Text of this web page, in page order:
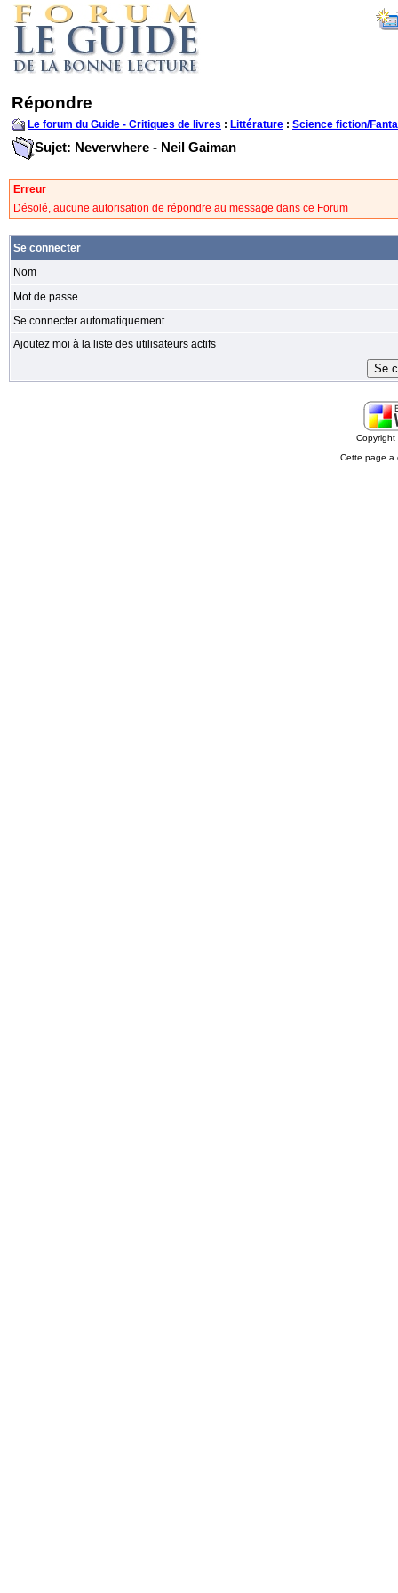
Répondre
Le forum du Guide - Critiques de livres : Littérature : Science fiction/
Sujet: Neverwhere - Neil Gaiman
Erreur
Désolé, aucune autorisation de répondre au message dans ce Forum
Se connecter
Nom
Mot de passe
Se connecter automatiquement
Ajoutez moi à la liste des utilisateurs actifs
Cette page a